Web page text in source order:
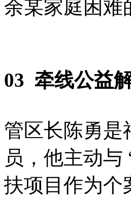
余某家庭困难
03 牵线公益
管区长陈勇是
员，他主动
扶项目作为个